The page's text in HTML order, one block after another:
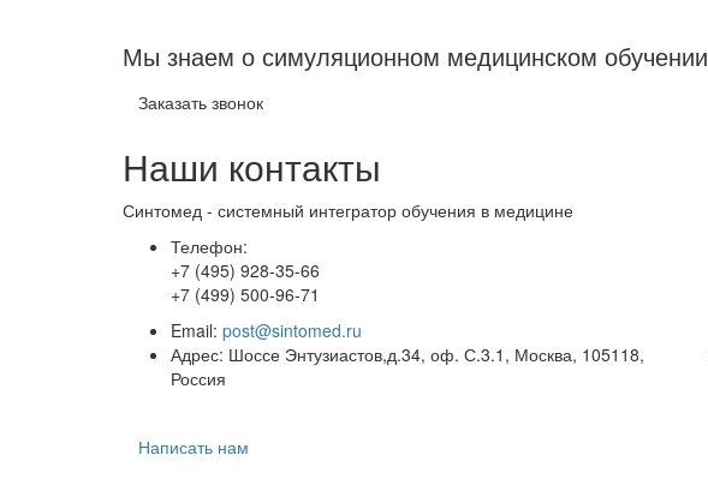
Мы знаем о симуляционном медицинском обучении
Заказать звонок
Наши контакты
Синтомед - системный интегратор обучения в медицине
Телефон:
+7 (495) 928-35-66
+7 (499) 500-96-71
Email: post@sintomed.ru
Адрес: Шоссе Энтузиастов,д.34, оф. С.3.1, Москва, 105118,
Россия
Написать нам